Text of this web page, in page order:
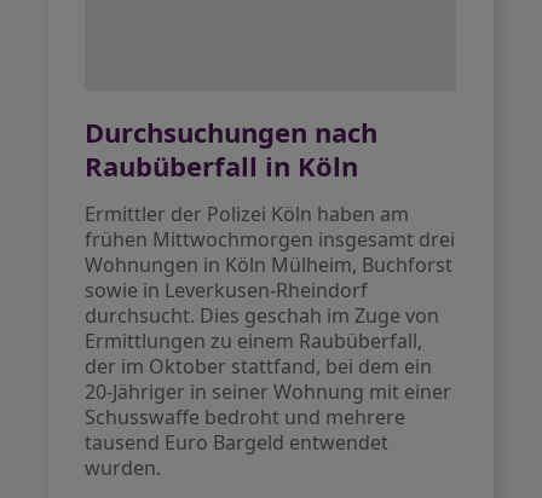
Durchsuchungen nach
Raubüberfall in Köln
Ermittler der Polizei Köln haben am
frühen Mittwochmorgen insgesamt drei
Wohnungen in Köln Mülheim, Buchforst
sowie in Leverkusen-Rheindorf
durchsucht. Dies geschah im Zuge von
Ermittlungen zu einem Raubüberfall,
der im Oktober stattfand, bei dem ein
20-Jähriger in seiner Wohnung mit einer
Schusswaffe bedroht und mehrere
tausend Euro Bargeld entwendet
wurden.